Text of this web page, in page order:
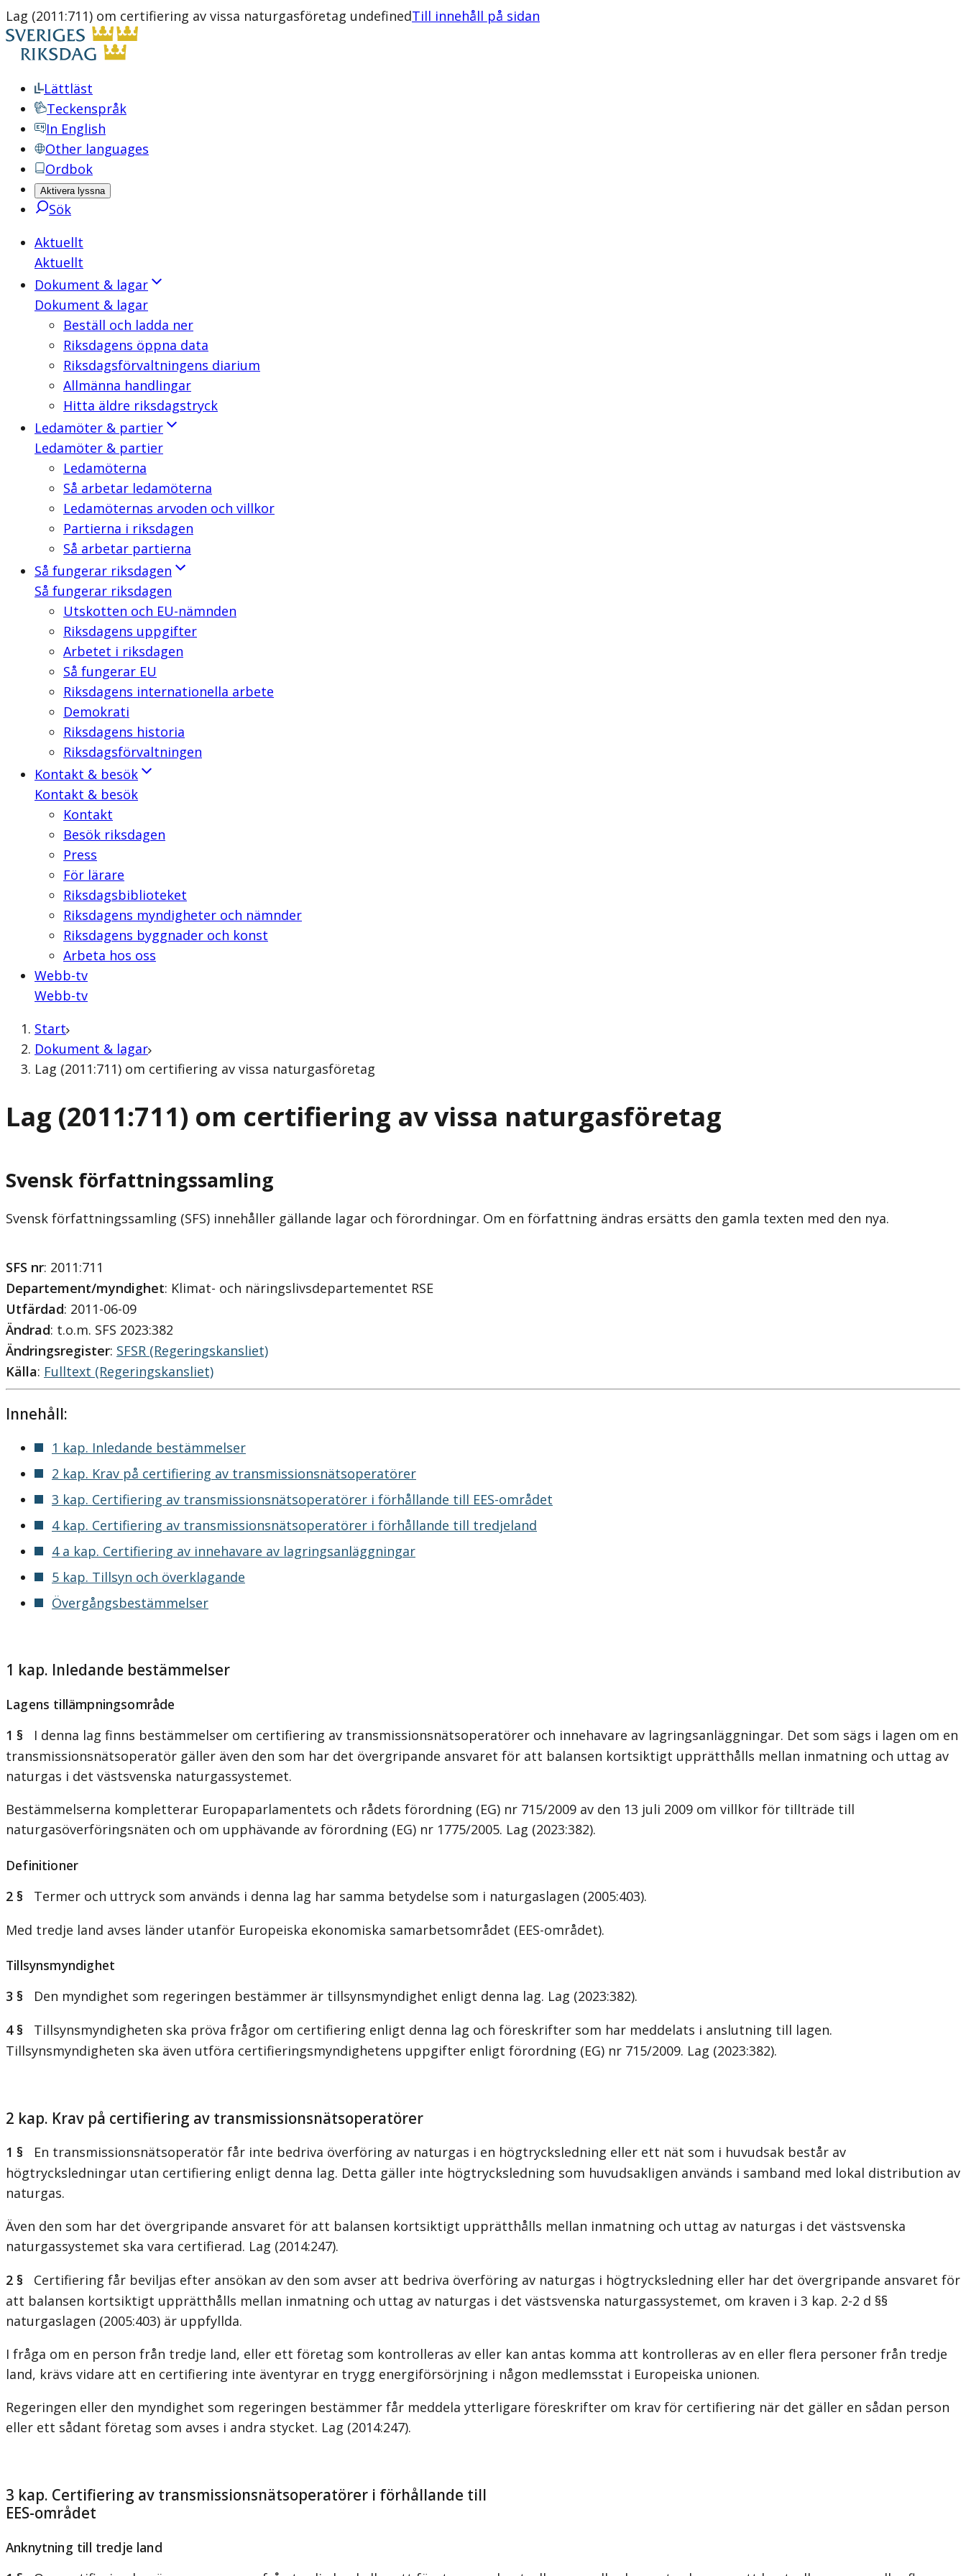
Lag (2011:711) om certifiering av vissa naturgasföretag undefinedTill innehåll på sidan
Lättläst
Teckenspråk
In English
Other languages
Ordbok
Aktivera lyssna
Sök
Aktuellt
Aktuellt
Dokument & lagar
Dokument & lagar
Beställ och ladda ner
Riksdagens öppna data
Riksdagsförvaltningens diarium
Allmänna handlingar
Hitta äldre riksdagstryck
Ledamöter & partier
Ledamöter & partier
Ledamöterna
Så arbetar ledamöterna
Ledamöternas arvoden och villkor
Partierna i riksdagen
Så arbetar partierna
Så fungerar riksdagen
Så fungerar riksdagen
Utskotten och EU-nämnden
Riksdagens uppgifter
Arbetet i riksdagen
Så fungerar EU
Riksdagens internationella arbete
Demokrati
Riksdagens historia
Riksdagsförvaltningen
Kontakt & besök
Kontakt & besök
Kontakt
Besök riksdagen
Press
För lärare
Riksdagsbiblioteket
Riksdagens myndigheter och nämnder
Riksdagens byggnader och konst
Arbeta hos oss
Webb-tv
Webb-tv
Start
Dokument & lagar
Lag (2011:711) om certifiering av vissa naturgasföretag
Lag (2011:711) om certifiering av vissa naturgasföretag
Svensk författningssamling
Svensk författningssamling (SFS) innehåller gällande lagar och förordningar. Om en författning ändras ersätts den gamla texten med den nya.
SFS nr: 2011:711
Departement/myndighet: Klimat- och näringslivsdepartementet RSE
Utfärdad: 2011-06-09
Ändrad: t.o.m. SFS 2023:382
Ändringsregister: SFSR (Regeringskansliet)
Källa: Fulltext (Regeringskansliet)
Innehåll:
1 kap. Inledande bestämmelser
2 kap. Krav på certifiering av transmissionsnätsoperatörer
3 kap. Certifiering av transmissionsnätsoperatörer i förhållande till EES-området
4 kap. Certifiering av transmissionsnätsoperatörer i förhållande till tredjeland
4 a kap. Certifiering av innehavare av lagringsanläggningar
5 kap. Tillsyn och överklagande
Övergångsbestämmelser
1 kap. Inledande bestämmelser
Lagens tillämpningsområde
1 § I denna lag finns bestämmelser om certifiering av transmissionsnätsoperatörer och innehavare av lagringsanläggningar. Det som sägs i lagen om en
transmissionsnätsoperatör gäller även den som har det övergripande ansvaret för att balansen kortsiktigt upprätthålls mellan inmatning och uttag av
naturgas i det västsvenska naturgassystemet.
Bestämmelserna kompletterar Europaparlamentets och rådets förordning (EG) nr 715/2009 av den 13 juli 2009 om villkor för tillträde till
naturgasöverföringsnäten och om upphävande av förordning (EG) nr 1775/2005. Lag (2023:382).
Definitioner
2 § Termer och uttryck som används i denna lag har samma betydelse som i naturgaslagen (2005:403).
Med tredje land avses länder utanför Europeiska ekonomiska samarbetsområdet (EES-området).
Tillsynsmyndighet
3 § Den myndighet som regeringen bestämmer är tillsynsmyndighet enligt denna lag. Lag (2023:382).
4 § Tillsynsmyndigheten ska pröva frågor om certifiering enligt denna lag och föreskrifter som har meddelats i anslutning till lagen.
Tillsynsmyndigheten ska även utföra certifieringsmyndighetens uppgifter enligt förordning (EG) nr 715/2009. Lag (2023:382).
2 kap. Krav på certifiering av transmissionsnätsoperatörer
1 § En transmissionsnätsoperatör får inte bedriva överföring av naturgas i en högtrycksledning eller ett nät som i huvudsak består av
högtrycksledningar utan certifiering enligt denna lag. Detta gäller inte högtrycksledning som huvudsakligen används i samband med lokal distribution av
naturgas.
Även den som har det övergripande ansvaret för att balansen kortsiktigt upprätthålls mellan inmatning och uttag av naturgas i det västsvenska
naturgassystemet ska vara certifierad. Lag (2014:247).
2 § Certifiering får beviljas efter ansökan av den som avser att bedriva överföring av naturgas i högtrycksledning eller har det övergripande ansvaret för
att balansen kortsiktigt upprätthålls mellan inmatning och uttag av naturgas i det västsvenska naturgassystemet, om kraven i 3 kap. 2-2 d §§
naturgaslagen (2005:403) är uppfyllda.
I fråga om en person från tredje land, eller ett företag som kontrolleras av eller kan antas komma att kontrolleras av en eller flera personer från tredje
land, krävs vidare att en certifiering inte äventyrar en trygg energiförsörjning i någon medlemsstat i Europeiska unionen.
Regeringen eller den myndighet som regeringen bestämmer får meddela ytterligare föreskrifter om krav för certifiering när det gäller en sådan person
eller ett sådant företag som avses i andra stycket. Lag (2014:247).
3 kap. Certifiering av transmissionsnätsoperatörer i förhållande till
EES-området
Anknytning till tredje land